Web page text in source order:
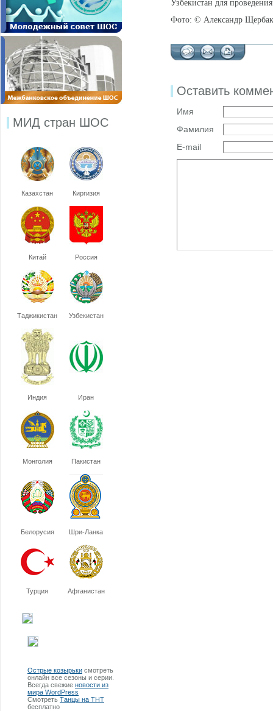
МИД стран ШОС
Казахстан Киргизия
Китай Россия
Таджикистан Узбекистан
Индия Иран
Монголия Пакистан
Белорусия Шри-Ланка
Турция Афганистан
Острые козырьки смотреть
онлайн все сезоны и серии.
Всегда свежие новости из
мира WordPress
Смотреть Танцы на ТНТ
бесплатно
Узбекистан для
Фото: © Александр
Оставить
Имя
Фамилия
E-mail